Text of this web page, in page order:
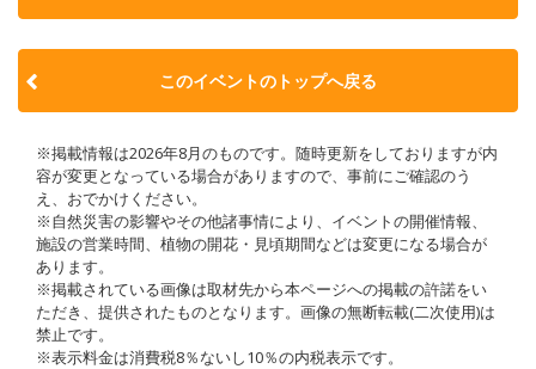
このイベントのトップへ戻る
※掲載情報は2026年8月のものです。随時更新をしておりますが内
容が変更となっている場合がありますので、事前にご確認のう
え、おでかけください。
※自然災害の影響やその他諸事情により、イベントの開催情報、
施設の営業時間、植物の開花・見頃期間などは変更になる場合が
あります。
※掲載されている画像は取材先から本ページへの掲載の許諾をい
ただき、提供されたものとなります。画像の無断転載(二次使用)は
禁止です。
※表示料金は消費税8％ないし10％の内税表示です。